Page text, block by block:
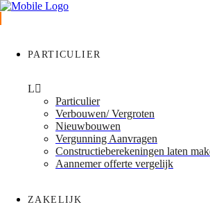
PARTICULIER
Particulier
Verbouwen/ Vergroten
Nieuwbouwen
Vergunning Aanvragen
Constructieberekeningen laten
Aannemer offerte vergelijk
ZAKELIJK